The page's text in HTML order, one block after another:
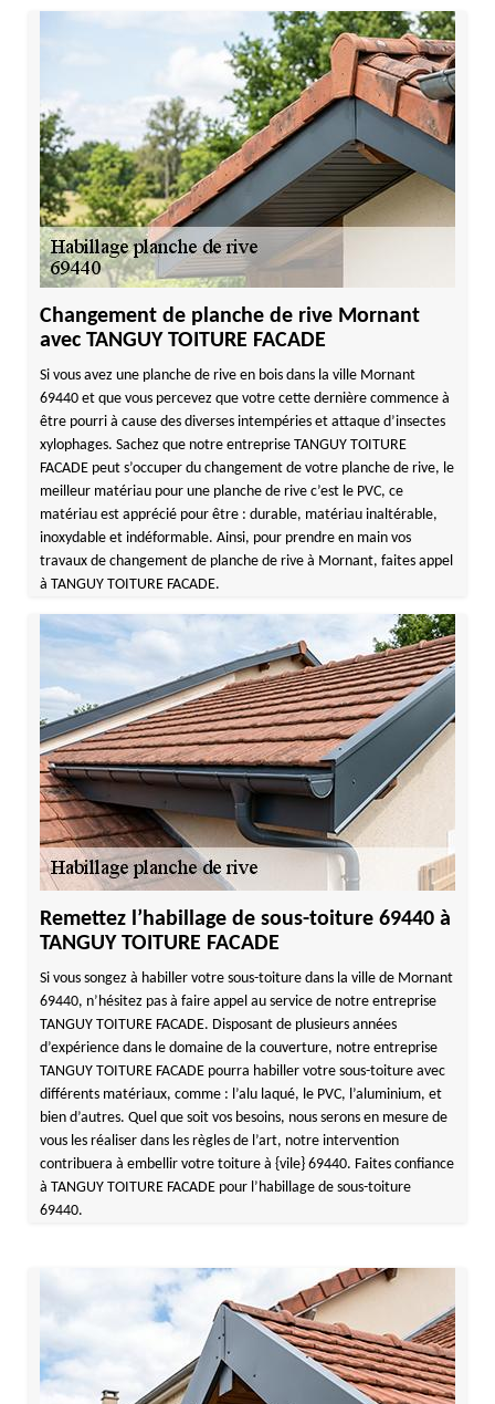
Changement de planche de rive Mornant
avec TANGUY TOITURE FACADE
Si vous avez une planche de rive en bois dans la ville Mornant
69440 et que vous percevez que votre cette dernière commence à
être pourri à cause des diverses intempéries et attaque d’insectes
xylophages. Sachez que notre entreprise TANGUY TOITURE
FACADE peut s’occuper du changement de votre planche de rive, le
meilleur matériau pour une planche de rive c’est le PVC, ce
matériau est apprécié pour être : durable, matériau inaltérable,
inoxydable et indéformable. Ainsi, pour prendre en main vos
travaux de changement de planche de rive à Mornant, faites appel
à TANGUY TOITURE FACADE.
Remettez l’habillage de sous-toiture 69440 à
TANGUY TOITURE FACADE
Si vous songez à habiller votre sous-toiture dans la ville de Mornant
69440, n’hésitez pas à faire appel au service de notre entreprise
TANGUY TOITURE FACADE. Disposant de plusieurs années
d’expérience dans le domaine de la couverture, notre entreprise
TANGUY TOITURE FACADE pourra habiller votre sous-toiture avec
différents matériaux, comme : l’alu laqué, le PVC, l’aluminium, et
bien d’autres. Quel que soit vos besoins, nous serons en mesure de
vous les réaliser dans les règles de l’art, notre intervention
contribuera à embellir votre toiture à {vile} 69440. Faites confiance
à TANGUY TOITURE FACADE pour l’habillage de sous-toiture
69440.